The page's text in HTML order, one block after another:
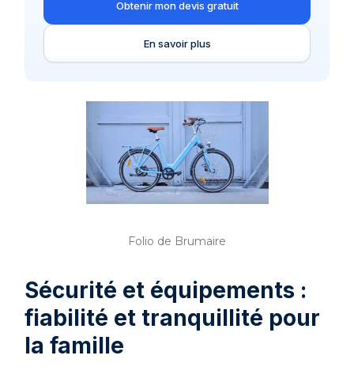
Obtenir mon devis gratuit
En savoir plus
Folio de Brumaire
Sécurité et équipements :
fiabilité et tranquillité pour
la famille